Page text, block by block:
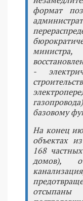
формат
-
базовому
На конец
объектах
168
домов),